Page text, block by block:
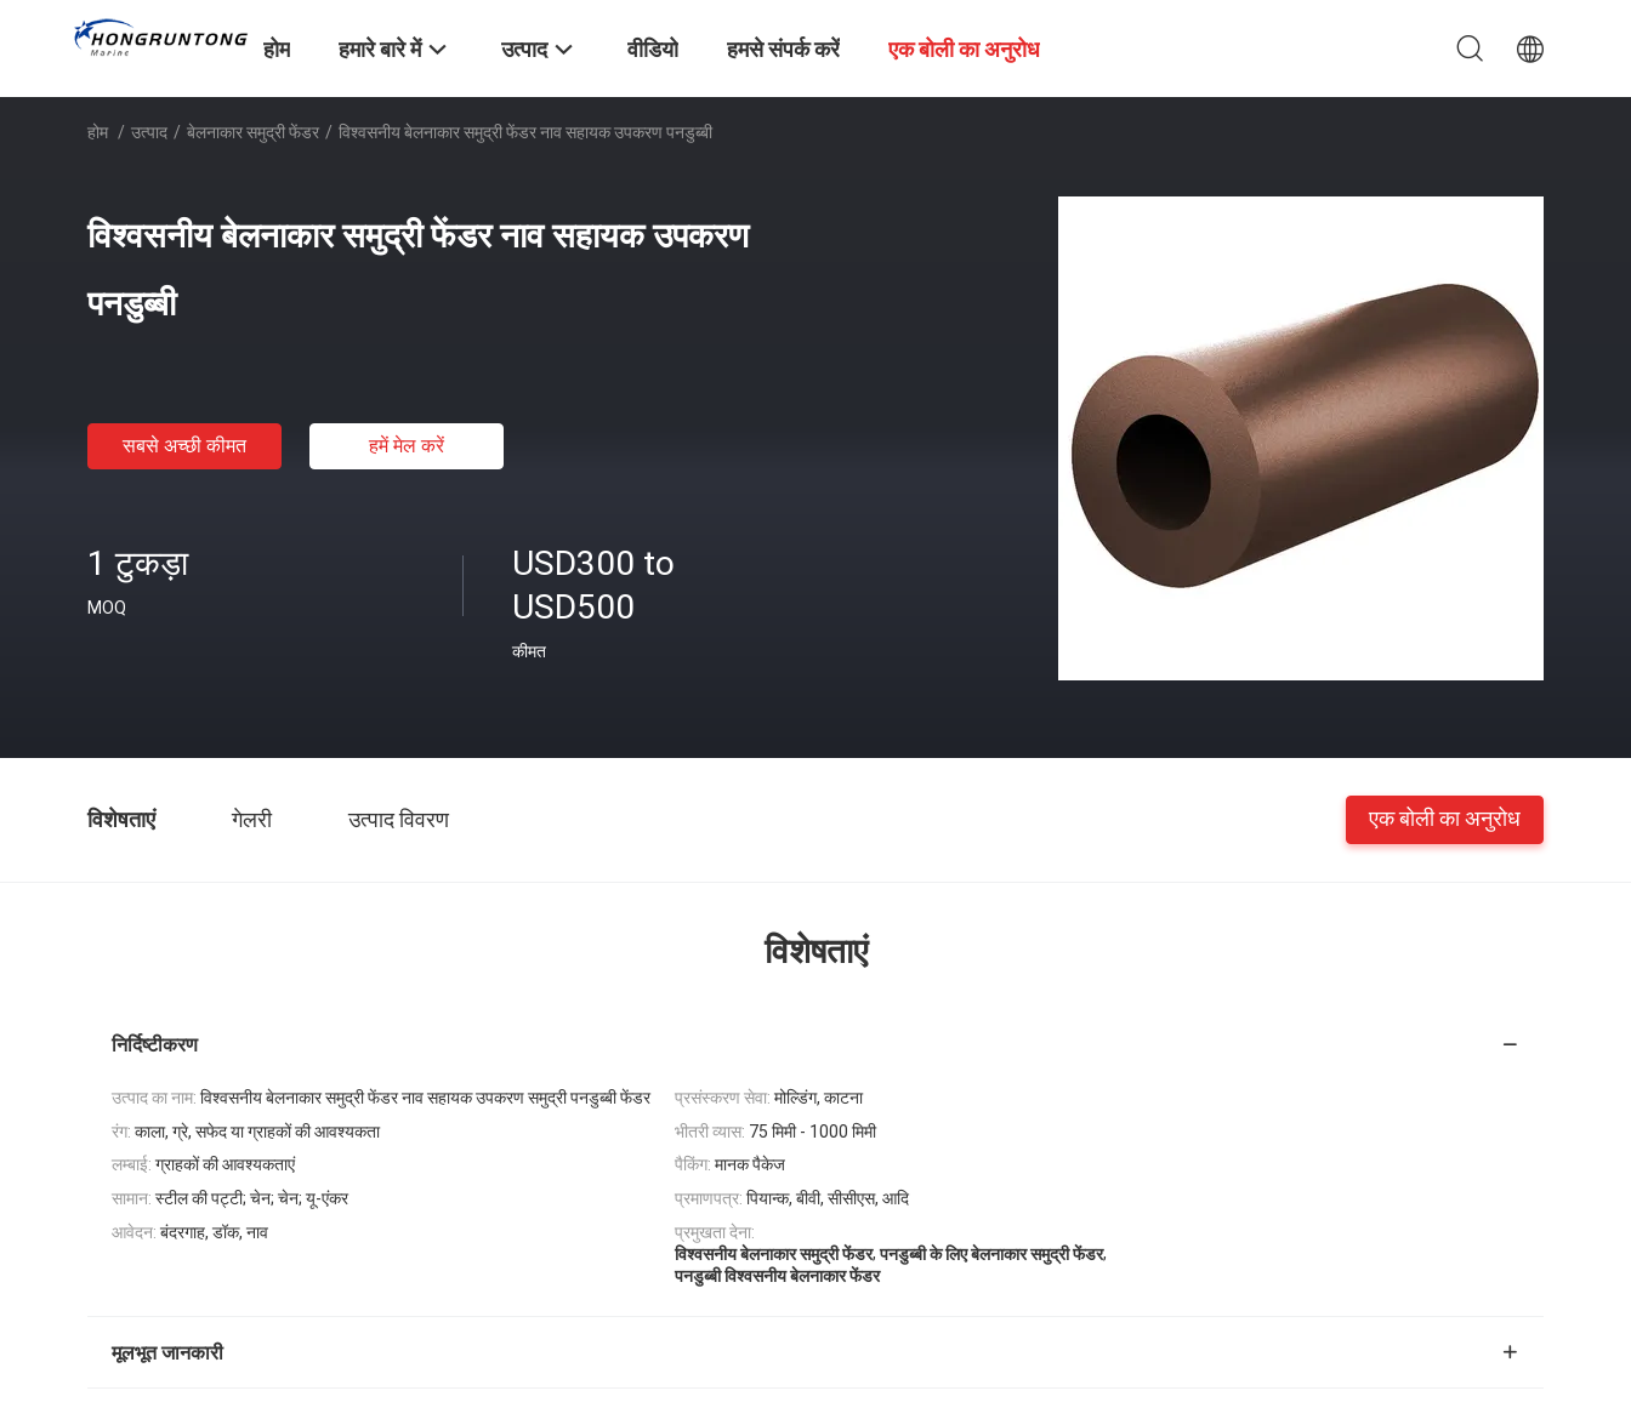
होम हमारे बारे में उत्पाद वीडियो हमसे संपर्क करें एक बोली का अनुरोध
होम / उत्पाद / बेलनाकार समुद्री फेंडर / विश्वसनीय बेलनाकार समुद्री फेंडर नाव सहायक उपकरण पनडुब्बी
विश्वसनीय बेलनाकार समुद्री फेंडर नाव सहायक उपकरण
पनडुब्बी
सबसे अच्छी कीमत हमें मेल करें
1 टुकड़ा
MOQ
USD300 to
USD500
कीमत
विशेषताएं गेलरी उत्पाद विवरण एक बोली का अनुरोध
विशेषताएं
निर्दिष्टीकरण
उत्पाद का नाम: विश्वसनीय बेलनाकार समुद्री फेंडर नाव सहायक उपकरण समुद्री पनडुब्बी फेंडर प्रसंस्करण सेवा: मोल्डिंग, काटना
रंग: काला, ग्रे, सफेद या ग्राहकों की आवश्यकता भीतरी व्यास: 75 मिमी - 1000 मिमी
लम्बाई: ग्राहकों की आवश्यकताएं पैकिंग: मानक पैकेज
सामान: स्टील की पट्टी; चेन; चेन; यू-एंकर प्रमाणपत्र: पियान्क, बीवी, सीसीएस, आदि
आवेदन: बंदरगाह, डॉक, नाव
प्रमुखता देना:
विश्वसनीय बेलनाकार समुद्री फेंडर,पनडुब्बी के लिए बेलनाकार समुद्री फेंडर,
पनडुब्बी विश्वसनीय बेलनाकार फेंडर
मूलभूत जानकारी